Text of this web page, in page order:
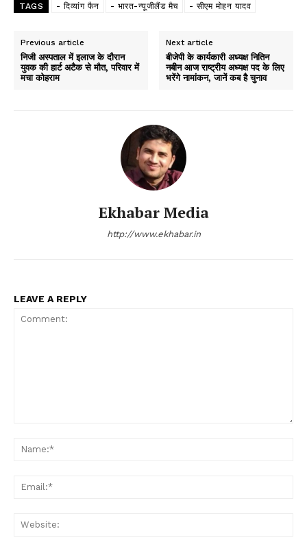
TAGS - दिव्यांग फैन - भारत-न्यूजीलैंड मैच - सीएम मोहन यादव
Previous article
निजी अस्पताल में इलाज के दौरान
युवक की हार्ट अटैक से मौत, परिवार में
मचा कोहराम
Next article
बीजेपी के कार्यकारी अध्यक्ष नितिन
नबीन आज राष्ट्रीय अध्यक्ष पद के लिए
भरेंगे नामांकन, जानें कब है चुनाव
Ekhabar Media
http://www.ekhabar.in
LEAVE A REPLY